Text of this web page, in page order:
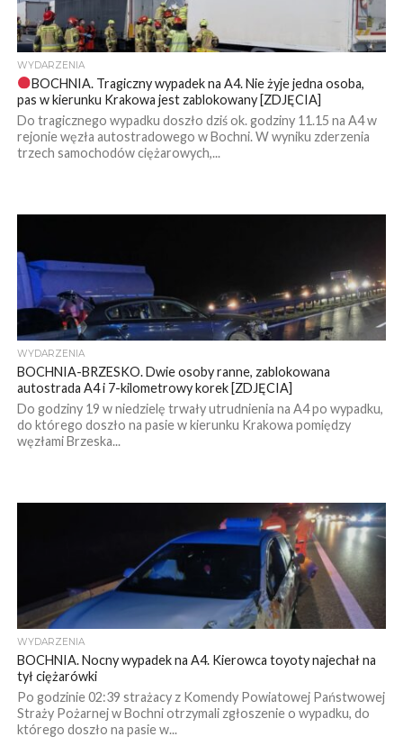
WYDARZENIA
BOCHNIA. Tragiczny wypadek na A4. Nie żyje jedna osoba,
pas w kierunku Krakowa jest zablokowany [ZDJĘCIA]
Do tragicznego wypadku doszło dziś ok. godziny 11.15 na A4 w
rejonie węzła autostradowego w Bochni. W wyniku zderzenia
trzech samochodów ciężarowych,...
WYDARZENIA
BOCHNIA-BRZESKO. Dwie osoby ranne, zablokowana
autostrada A4 i 7-kilometrowy korek [ZDJĘCIA]
Do godziny 19 w niedzielę trwały utrudnienia na A4 po wypadku,
do którego doszło na pasie w kierunku Krakowa pomiędzy
węzłami Brzeska...
WYDARZENIA
BOCHNIA. Nocny wypadek na A4. Kierowca toyoty najechał na
tył ciężarówki
Po godzinie 02:39 strażacy z Komendy Powiatowej Państwowej
Straży Pożarnej w Bochni otrzymali zgłoszenie o wypadku, do
którego doszło na pasie w...